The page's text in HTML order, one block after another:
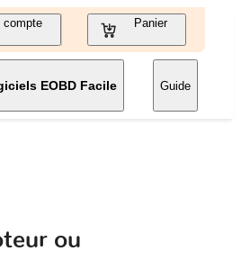
compte Panier
EOBD Facile Guide
ou